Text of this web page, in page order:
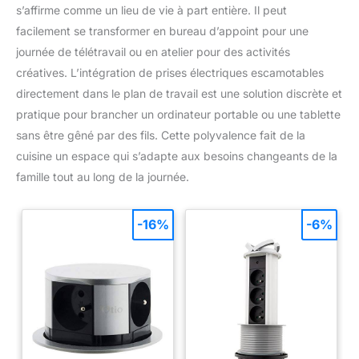
LA BONNE POSITION AVANT
D'ESSAYER DE SERRER
TOUTES LES VIS. La couleur
légèrement différente de la
couleur réelle en raison des
différents paramètres du
moniteur et de l'écran.
[Entretien facile] La surface en PU, ainsi que le support, le
repose-pieds et la base en noir mat, se nettoient facilement à
l’aide d’un simple chiffon humide. Ainsi, vos tabourets de
cuisine restent toujours en parfait état
s’affirme comme un lieu de vie à part entière. Il peut
facilement se transformer en bureau d’appoint pour une
journée de télétravail ou en atelier pour des activités
créatives. L’intégration de prises électriques escamotables
directement dans le plan de travail est une solution discrète et
pratique pour brancher un ordinateur portable ou une tablette
sans être gêné par des fils. Cette polyvalence fait de la
cuisine un espace qui s’adapte aux besoins changeants de la
famille tout au long de la journée.
-16% -6%